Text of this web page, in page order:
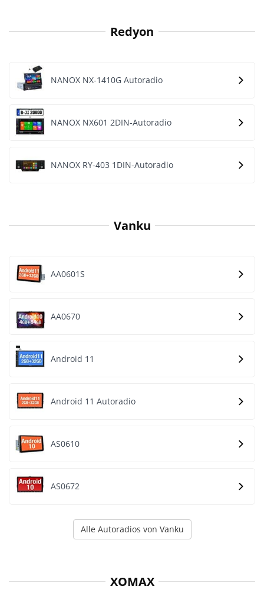
Redyon
NANOX NX-1410G Autoradio
NANOX NX601 2DIN-Autoradio
NANOX RY-403 1DIN-Autoradio
Vanku
AA0601S
AA0670
Android 11
Android 11 Autoradio
AS0610
AS0672
Alle Autoradios von Vanku
XOMAX